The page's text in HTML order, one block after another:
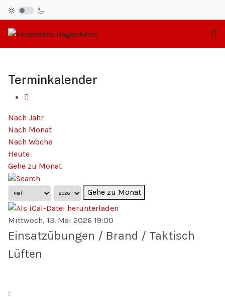
Terminkalender
Nach Jahr
Nach Monat
Nach Woche
Heute
Gehe zu Monat
Gehe zu Monat
Mittwoch, 13. Mai 2026 19:00
Einsatzübungen / Brand / Taktisch
Lüften
: